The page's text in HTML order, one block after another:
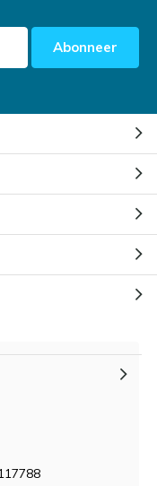
Abonneer